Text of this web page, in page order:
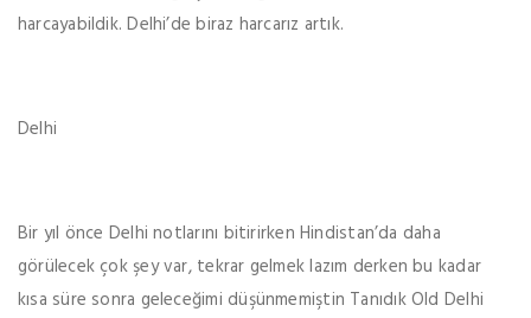
harcayabildik. Delhi’de biraz harcarız artık.
Delhi
Bir yıl önce Delhi notlarını bitirirken Hindistan’da daha
görülecek çok şey var, tekrar gelmek lazım derken bu kadar
kısa süre sonra geleceğimi düşünmemiştin Tanıdık Old Delhi